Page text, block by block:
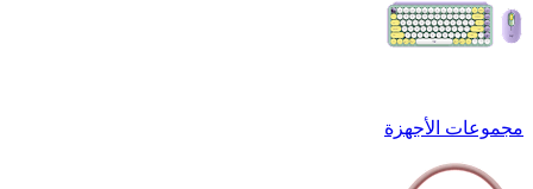
مجموعات الأجهزة